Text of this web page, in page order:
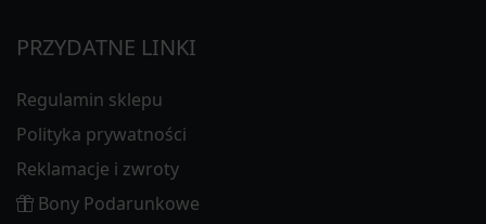
PRZYDATNE LINKI
Regulamin sklepu
Polityka prywatności
Reklamacje i zwroty
Bony Podarunkowe